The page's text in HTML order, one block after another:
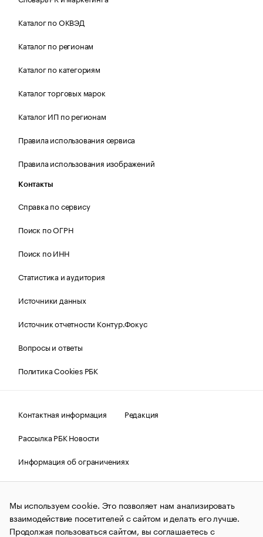
Каталог по ОКВЭД
Каталог по регионам
Каталог по категориям
Каталог торговых марок
Каталог ИП по регионам
Правила использования сервиса
Правила использования изображений
Контакты
Справка по сервису
Поиск по ОГРН
Поиск по ИНН
Статистика и аудитория
Источники данных
Источник отчетности Контур.Фокус
Вопросы и ответы
Политика Cookies РБК
Контактная информация
Редакция
Рассылка РБК Новости
Информация об ограничениях
Правовая информация
О соблюдении авторских прав
© АО «РОСБИЗНЕСКОНСАЛТИНГ»,1995–2026.Сообщения
и материалы информационного агентства «РБК»
(зарегистрировано Федеральной службой по надзору в сфере
связи, информационных технологий и массовых
Мы используем cookie. Это позволяет нам анализировать
взаимодействие посетителей с сайтом и делать его лучше.
Продолжая пользоваться сайтом, вы соглашаетесь с